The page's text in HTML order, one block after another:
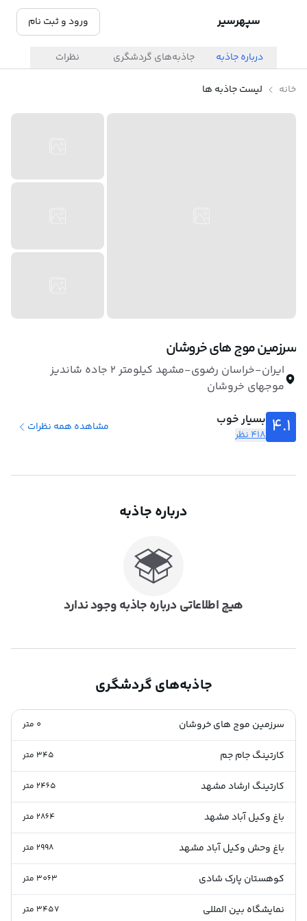
سپهرسیر ورود و ثبت نام
درباره جاذبه جاذبه‌های گردشگری نظرات
خانه لیست جاذبه ها
سرزمین موج های خروشان
ایران-خراسان رضوی-مشهد کیلومتر 2 جاده شاندیز
موجهای خروشان
4.1 بسیار خوب
418 نظر
مشاهده همه نظرات
درباره جاذبه
هیچ اطلاعاتی درباره جاذبه وجود ندارد
جاذبه‌های گردشگری
سرزمین موج های خروشان 0 متر
کارتینگ جام جم 345متر
کارتینگ ارشاد مشهد 2465متر
باغ وکیل آباد مشهد 2864متر
باغ وحش وکیل آباد مشهد 2998متر
کوهستان پارک شادی 3063متر
نمایشگاه بین المللی 3457متر